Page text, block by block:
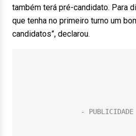
também terá pré-candidato. Para
que tenha no primeiro turno um
candidatos”, declarou.